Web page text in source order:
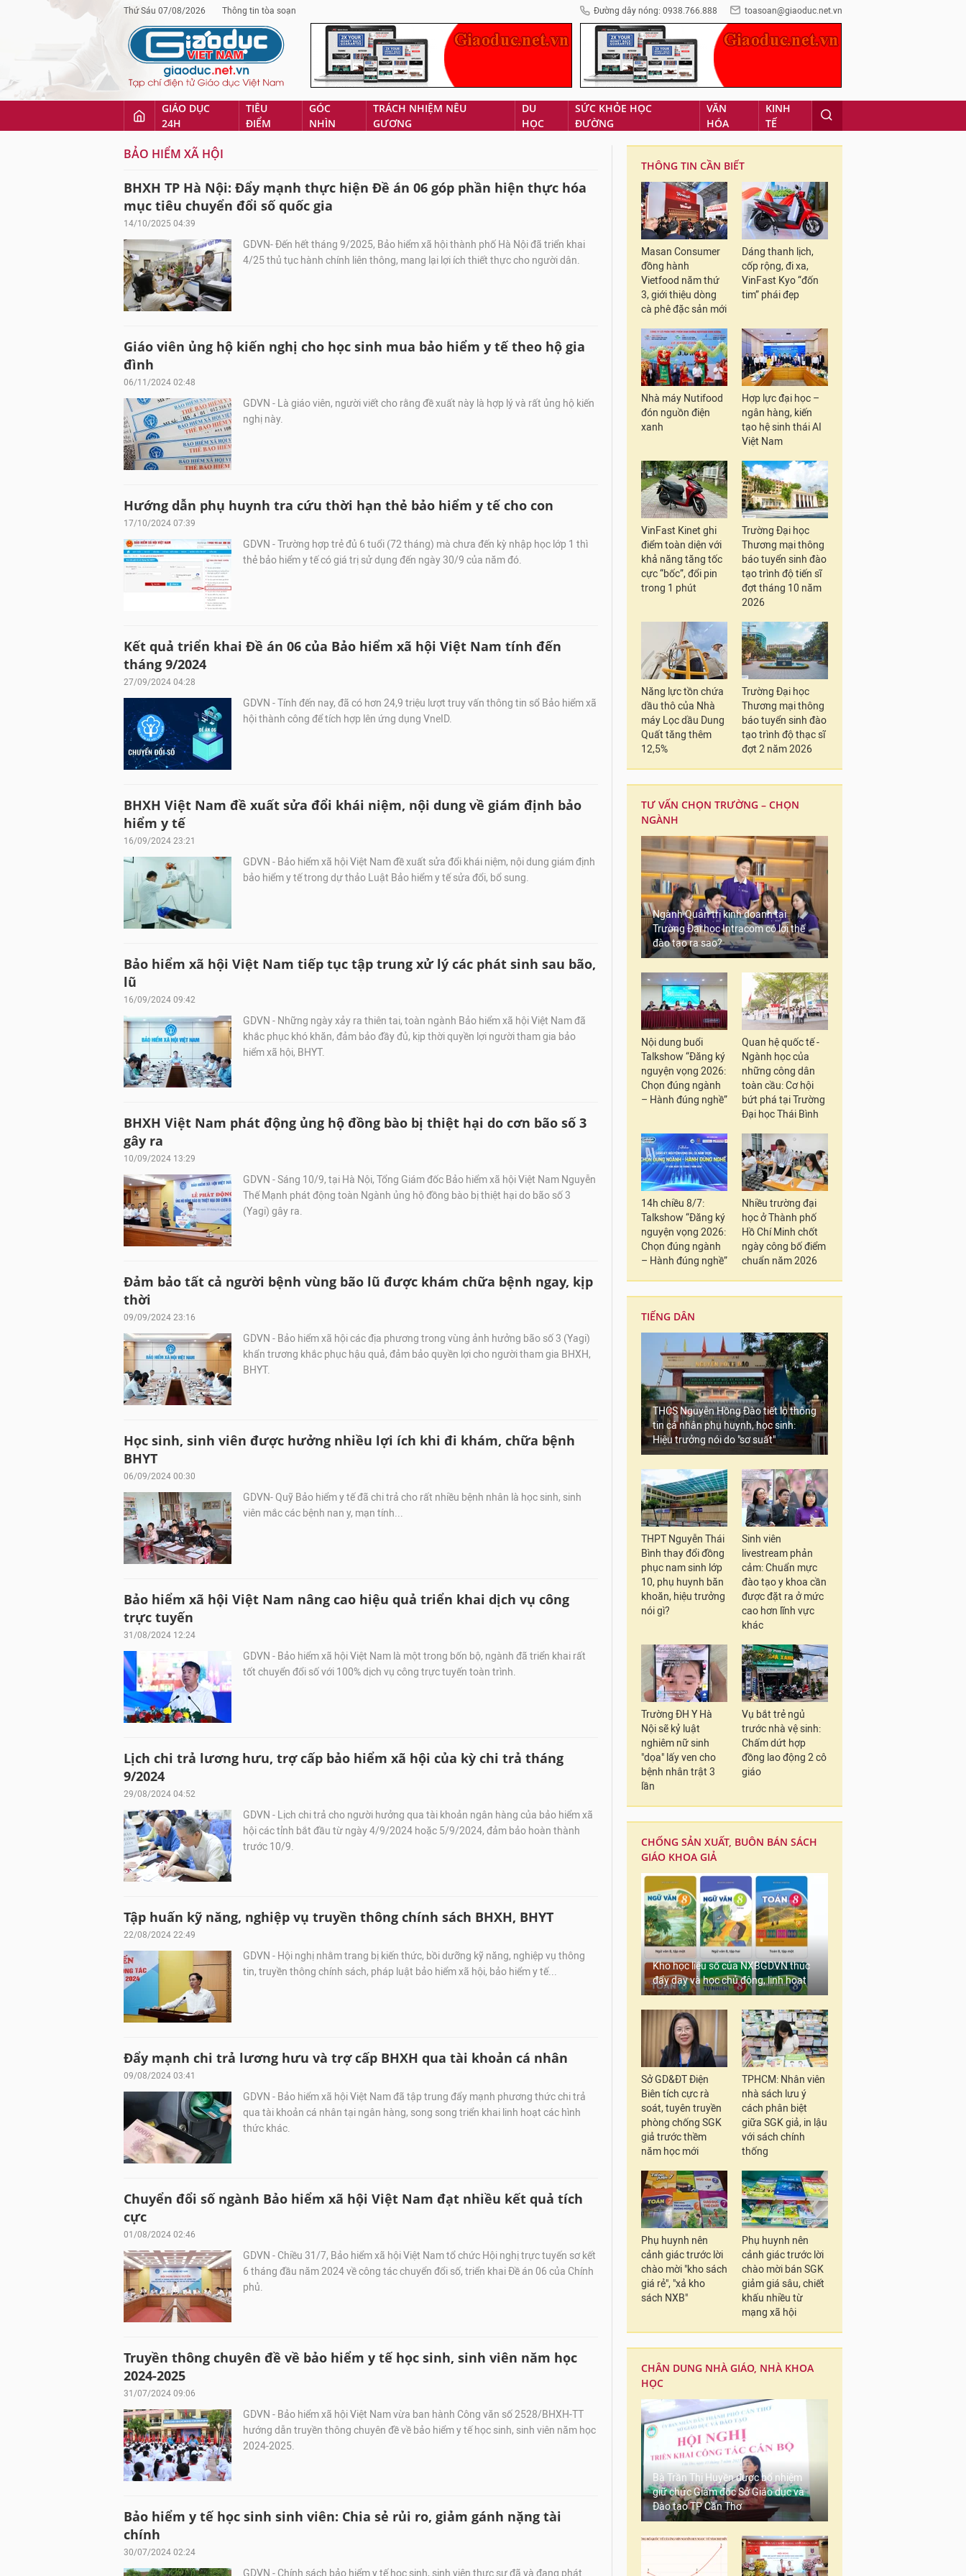
Thứ Sáu 07/08/2026 Thông tin tòa soạn Đường dây nóng: 0938.766.888 toasoan@giaoduc.net.vn
GIÁO DỤC
24H
TIÊU
ĐIỂM
GÓC
NHÌN
TRÁCH NHIỆM NÊU
GƯƠNG
DU
HỌC
SỨC KHỎE HỌC
ĐƯỜNG
VĂN
HÓA
KINH
TẾ
BẢO HIỂM XÃ HỘI
BHXH TP Hà Nội: Đẩy mạnh thực hiện Đề án 06 góp phần hiện thực hóa
mục tiêu chuyển đổi số quốc gia
14/10/2025 04:39
GDVN- Đến hết tháng 9/2025, Bảo hiểm xã hội thành phố Hà Nội đã triển khai
4/25 thủ tục hành chính liên thông, mang lại lợi ích thiết thực cho người dân.
Giáo viên ủng hộ kiến nghị cho học sinh mua bảo hiểm y tế theo hộ gia
đình
06/11/2024 02:48
GDVN - Là giáo viên, người viết cho rằng đề xuất này là hợp lý và rất ủng hộ kiến
nghị này.
Hướng dẫn phụ huynh tra cứu thời hạn thẻ bảo hiểm y tế cho con
17/10/2024 07:39
GDVN - Trường hợp trẻ đủ 6 tuổi (72 tháng) mà chưa đến kỳ nhập học lớp 1 thì
thẻ bảo hiểm y tế có giá trị sử dụng đến ngày 30/9 của năm đó.
Kết quả triển khai Đề án 06 của Bảo hiểm xã hội Việt Nam tính đến
tháng 9/2024
27/09/2024 04:28
GDVN - Tính đến nay, đã có hơn 24,9 triệu lượt truy vấn thông tin sổ Bảo hiểm xã
hội thành công để tích hợp lên ứng dụng VneID.
BHXH Việt Nam đề xuất sửa đổi khái niệm, nội dung về giám định bảo
hiểm y tế
16/09/2024 23:21
GDVN - Bảo hiểm xã hội Việt Nam đề xuất sửa đổi khái niệm, nội dung giám định
bảo hiểm y tế trong dự thảo Luật Bảo hiểm y tế sửa đổi, bổ sung.
Bảo hiểm xã hội Việt Nam tiếp tục tập trung xử lý các phát sinh sau bão,
lũ
16/09/2024 09:42
GDVN - Những ngày xảy ra thiên tai, toàn ngành Bảo hiểm xã hội Việt Nam đã
khắc phục khó khăn, đảm bảo đầy đủ, kịp thời quyền lợi người tham gia bảo
hiểm xã hội, BHYT.
BHXH Việt Nam phát động ủng hộ đồng bào bị thiệt hại do cơn bão số 3
gây ra
10/09/2024 13:29
GDVN - Sáng 10/9, tại Hà Nội, Tổng Giám đốc Bảo hiểm xã hội Việt Nam Nguyễn
Thế Mạnh phát động toàn Ngành ủng hộ đồng bào bị thiệt hại do bão số 3
(Yagi) gây ra.
Đảm bảo tất cả người bệnh vùng bão lũ được khám chữa bệnh ngay, kịp
thời
09/09/2024 23:16
GDVN - Bảo hiểm xã hội các địa phương trong vùng ảnh hưởng bão số 3 (Yagi)
khẩn trương khắc phục hậu quả, đảm bảo quyền lợi cho người tham gia BHXH,
BHYT.
Học sinh, sinh viên được hưởng nhiều lợi ích khi đi khám, chữa bệnh
BHYT
06/09/2024 00:30
GDVN- Quỹ Bảo hiểm y tế đã chi trả cho rất nhiều bệnh nhân là học sinh, sinh
viên mắc các bệnh nan y, mạn tính...
Bảo hiểm xã hội Việt Nam nâng cao hiệu quả triển khai dịch vụ công
trực tuyến
31/08/2024 12:24
GDVN - Bảo hiểm xã hội Việt Nam là một trong bốn bộ, ngành đã triển khai rất
tốt chuyển đổi số với 100% dịch vụ công trực tuyến toàn trình.
Lịch chi trả lương hưu, trợ cấp bảo hiểm xã hội của kỳ chi trả tháng
9/2024
29/08/2024 04:52
GDVN - Lịch chi trả cho người hưởng qua tài khoản ngân hàng của bảo hiểm xã
hội các tỉnh bắt đầu từ ngày 4/9/2024 hoặc 5/9/2024, đảm bảo hoàn thành
trước 10/9.
Tập huấn kỹ năng, nghiệp vụ truyền thông chính sách BHXH, BHYT
22/08/2024 22:49
GDVN - Hội nghị nhằm trang bị kiến thức, bồi dưỡng kỹ năng, nghiệp vụ thông
tin, truyền thông chính sách, pháp luật bảo hiểm xã hội, bảo hiểm y tế...
Đẩy mạnh chi trả lương hưu và trợ cấp BHXH qua tài khoản cá nhân
09/08/2024 03:41
GDVN - Bảo hiểm xã hội Việt Nam đã tập trung đẩy mạnh phương thức chi trả
qua tài khoản cá nhân tại ngân hàng, song song triển khai linh hoạt các hình
thức khác.
Chuyển đổi số ngành Bảo hiểm xã hội Việt Nam đạt nhiều kết quả tích
cực
01/08/2024 02:46
GDVN - Chiều 31/7, Bảo hiểm xã hội Việt Nam tổ chức Hội nghị trực tuyến sơ kết
6 tháng đầu năm 2024 về công tác chuyển đổi số, triển khai Đề án 06 của Chính
phủ.
Truyền thông chuyên đề về bảo hiểm y tế học sinh, sinh viên năm học
2024-2025
31/07/2024 09:06
GDVN - Bảo hiểm xã hội Việt Nam vừa ban hành Công văn số 2528/BHXH-TT
hướng dẫn truyền thông chuyên đề về bảo hiểm y tế học sinh, sinh viên năm học
2024-2025.
Bảo hiểm y tế học sinh sinh viên: Chia sẻ rủi ro, giảm gánh nặng tài
chính
30/07/2024 02:24
GDVN - Chính sách bảo hiểm y tế học sinh, sinh viên thực sự đã và đang phát
THÔNG TIN CẦN BIẾT
Masan Consumer
đồng hành
Vietfood năm thứ
3, giới thiệu dòng
cà phê đặc sản mới
Dáng thanh lịch,
cốp rộng, đi xa,
VinFast Kyo “đốn
tim” phái đẹp
Nhà máy Nutifood
đón nguồn điện
xanh
Hợp lực đại học –
ngân hàng, kiến
tạo hệ sinh thái AI
Việt Nam
VinFast Kinet ghi
điểm toàn diện với
khả năng tăng tốc
cực “bốc”, đổi pin
trong 1 phút
Trường Đại học
Thương mại thông
báo tuyển sinh đào
tạo trình độ tiến sĩ
đợt tháng 10 năm
2026
Năng lực tồn chứa
dầu thô của Nhà
máy Lọc dầu Dung
Quất tăng thêm
12,5%
Trường Đại học
Thương mại thông
báo tuyển sinh đào
tạo trình độ thạc sĩ
đợt 2 năm 2026
TƯ VẤN CHỌN TRƯỜNG – CHỌN
NGÀNH
Ngành Quản trị kinh doanh tại
Trường Đại học Intracom có lợi thế
đào tạo ra sao?
Nội dung buổi
Talkshow “Đăng ký
nguyện vọng 2026:
Chọn đúng ngành
– Hành đúng nghề”
Quan hệ quốc tế -
Ngành học của
những công dân
toàn cầu: Cơ hội
bứt phá tại Trường
Đại học Thái Bình
14h chiều 8/7:
Talkshow “Đăng ký
nguyện vọng 2026:
Chọn đúng ngành
– Hành đúng nghề”
Nhiều trường đại
học ở Thành phố
Hồ Chí Minh chốt
ngày công bố điểm
chuẩn năm 2026
TIẾNG DÂN
THCS Nguyễn Hồng Đào tiết lộ thông
tin cá nhân phụ huynh, học sinh:
Hiệu trưởng nói do "sơ suất"
THPT Nguyễn Thái
Bình thay đổi đồng
phục nam sinh lớp
10, phụ huynh băn
khoăn, hiệu trưởng
nói gì?
Sinh viên
livestream phản
cảm: Chuẩn mực
đào tạo y khoa cần
được đặt ra ở mức
cao hơn lĩnh vực
khác
Trường ĐH Y Hà
Nội sẽ kỷ luật
nghiêm nữ sinh
"dọa" lấy ven cho
bệnh nhân trật 3
lần
Vụ bắt trẻ ngủ
trước nhà vệ sinh:
Chấm dứt hợp
đồng lao động 2 cô
giáo
CHỐNG SẢN XUẤT, BUÔN BÁN SÁCH
GIÁO KHOA GIẢ
Kho học liệu số của NXBGDVN thúc
đẩy dạy và học chủ động, linh hoạt
Sở GD&ĐT Điện
Biên tích cực rà
soát, tuyên truyền
phòng chống SGK
giả trước thềm
năm học mới
TPHCM: Nhân viên
nhà sách lưu ý
cách phân biệt
giữa SGK giả, in lậu
với sách chính
thống
Phụ huynh nên
cảnh giác trước lời
chào mời "kho sách
giá rẻ", "xả kho
sách NXB"
Phụ huynh nên
cảnh giác trước lời
chào mời bán SGK
giảm giá sâu, chiết
khấu nhiều từ
mạng xã hội
CHÂN DUNG NHÀ GIÁO, NHÀ KHOA
HỌC
Bà Trần Thị Huyền được bổ nhiệm
giữ chức Giám đốc Sở Giáo dục và
Đào tạo TP Cần Thơ